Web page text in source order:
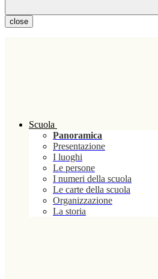
close
Scuola
Panoramica
Presentazione
I luoghi
Le persone
I numeri della scuola
Le carte della scuola
Organizzazione
La storia